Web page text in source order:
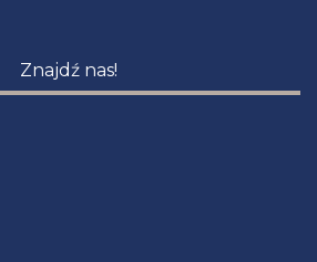
Znajdź nas!